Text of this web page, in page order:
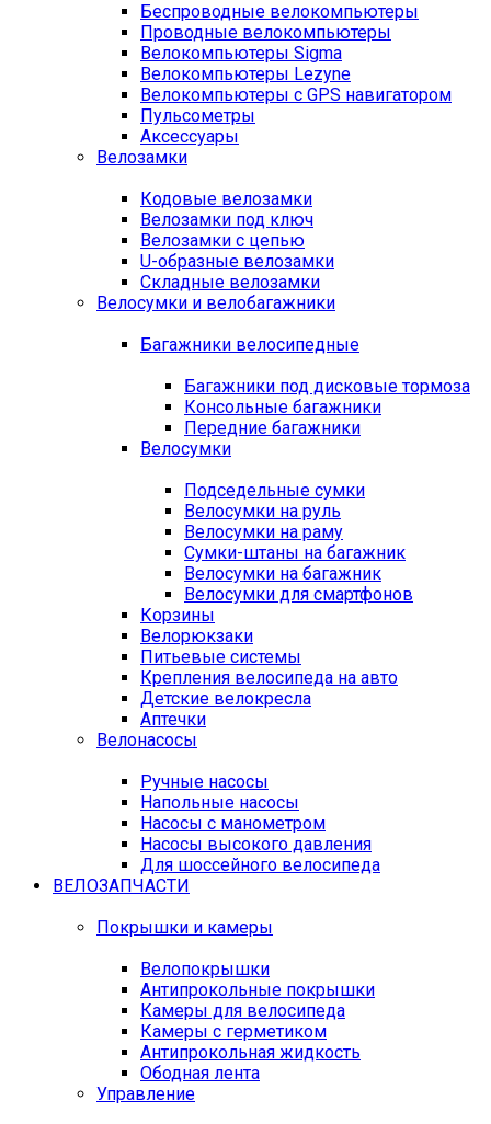
Беспроводные велокомпьютеры
Проводные велокомпьютеры
Велокомпьютеры Sigma
Велокомпьютеры Lezyne
Велокомпьютеры с GPS навигатором
Пульсометры
Аксессуары
Велозамки
Кодовые велозамки
Велозамки под ключ
Велозамки с цепью
U-образные велозамки
Складные велозамки
Велосумки и велобагажники
Багажники велосипедные
Багажники под дисковые тормоза
Консольные багажники
Передние багажники
Велосумки
Подседельные сумки
Велосумки на руль
Велосумки на раму
Сумки-штаны на багажник
Велосумки на багажник
Велосумки для смартфонов
Корзины
Велорюкзаки
Питьевые системы
Крепления велосипеда на авто
Детские велокресла
Аптечки
Велонасосы
Ручные насосы
Напольные насосы
Насосы с манометром
Насосы высокого давления
Для шоссейного велосипеда
ВЕЛОЗАПЧАСТИ
Покрышки и камеры
Велопокрышки
Антипрокольные покрышки
Камеры для велосипеда
Камеры с герметиком
Антипрокольная жидкость
Ободная лента
Управление